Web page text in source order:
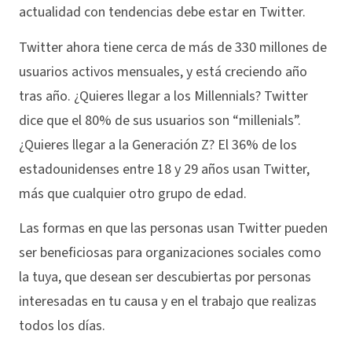
actualidad con tendencias debe estar en Twitter.
Twitter ahora tiene cerca de más de 330 millones de
usuarios activos mensuales, y está creciendo año
tras año. ¿Quieres llegar a los Millennials? Twitter
dice que el 80% de sus usuarios son “millenials”.
¿Quieres llegar a la Generación Z? El 36% de los
estadounidenses entre 18 y 29 años usan Twitter,
más que cualquier otro grupo de edad.
Las formas en que las personas usan Twitter pueden
ser beneficiosas para organizaciones sociales como
la tuya, que desean ser descubiertas por personas
interesadas en tu causa y en el trabajo que realizas
todos los días.